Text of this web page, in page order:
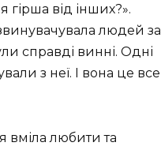
гірша від інших?».
людей за
справді винні. Одні
з неї. І вона це все
вміла любити та